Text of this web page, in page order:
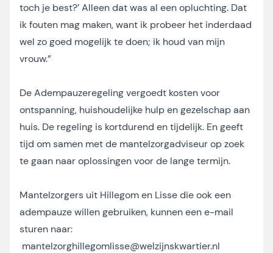
toch je best?’ Alleen dat was al een opluchting. Dat
ik fouten mag maken, want ik probeer het inderdaad
wel zo goed mogelijk te doen; ik houd van mijn
vrouw.”
De Adempauzeregeling vergoedt kosten voor
ontspanning, huishoudelijke hulp en gezelschap aan
huis. De regeling is kortdurend en tijdelijk. En geeft
tijd om samen met de mantelzorgadviseur op zoek
te gaan naar oplossingen voor de lange termijn.
Mantelzorgers uit Hillegom en Lisse die ook een
adempauze willen gebruiken, kunnen een e-mail
sturen naar:
mantelzorghillegomlisse@welzijnskwartier.nl